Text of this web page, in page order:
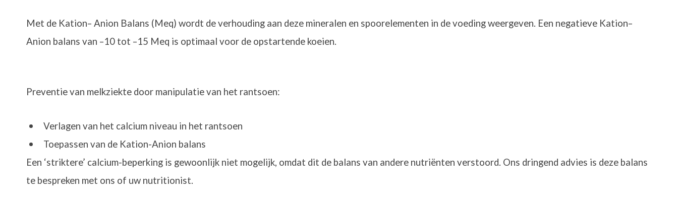
Met de Kation– Anion Balans (Meq) wordt de verhouding aan deze mineralen en spoorelementen in de voeding weergeven. Een negatieve Kation–
Anion balans van –10 tot –15 Meq is optimaal voor de opstartende koeien.
Preventie van melkziekte door manipulatie van het rantsoen:
Verlagen van het calcium niveau in het rantsoen
Toepassen van de Kation-Anion balans
Een ‘striktere’ calcium-beperking is gewoonlijk niet mogelijk, omdat dit de balans van andere nutriënten verstoord. Ons dringend advies is deze balans
te bespreken met ons of uw nutritionist.